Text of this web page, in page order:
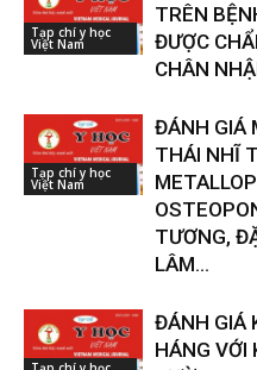
Tạp chí y học
Việt Nam
TRÊN
ĐƯỢC
CHÂN
Tạp chí y học
Việt Nam
ĐÁNH GIÁ
THÁI NHĨ
TƯƠNG,
LÂM...
ĐÁNH GIÁ
HÁNG VỚI